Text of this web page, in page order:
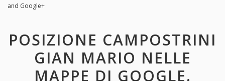
and Google+
POSIZIONE CAMPOSTRINI
GIAN MARIO NELLE
MAPPE DI GOOGLE.